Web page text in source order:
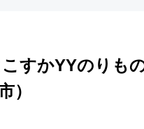
すかYYのりも
）